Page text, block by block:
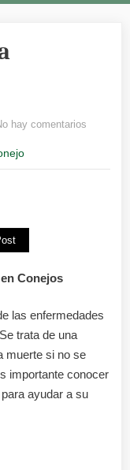
hay comentarios
intestinal
Conejos
las enfermedades
trata de una
muerte si no se
importante conocer
ayudar a su